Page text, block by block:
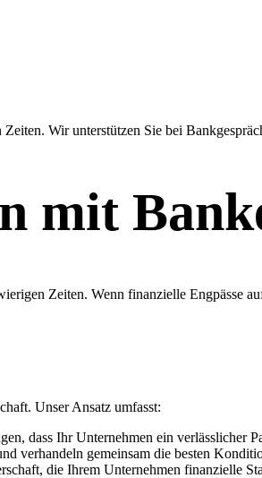
Wir unterstützen Sie bei
mit
Zeiten. Wenn finanzielle Engpässe
Unser Ansatz umfasst:
dass Ihr Unternehmen ein verlässlicher
verhandeln gemeinsam die besten
die Ihrem Unternehmen finanzielle